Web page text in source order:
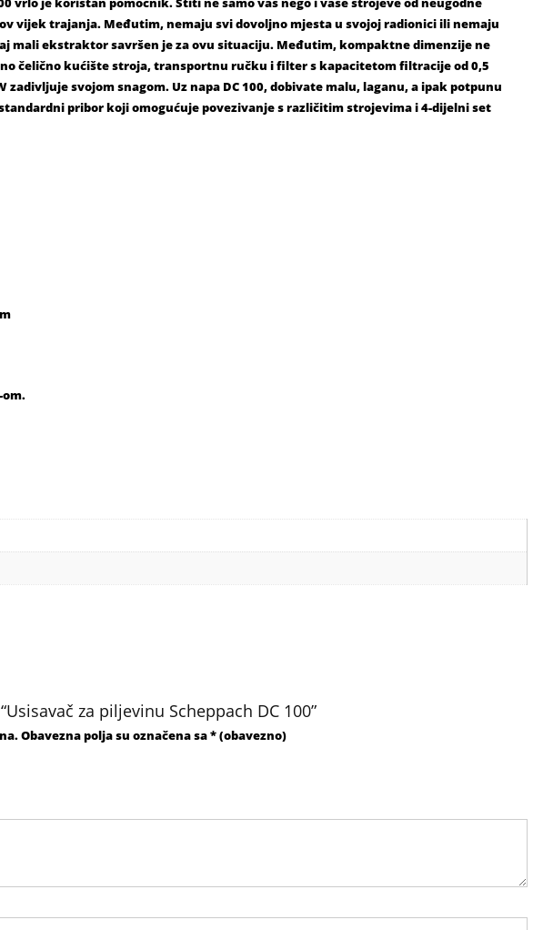
vijek trajanja. Međutim, nemaju svi dovoljno mjesta u svojoj radionici ili nemaju
mali ekstraktor savršen je za ovu situaciju. Međutim, kompaktne dimenzije ne
čelično kućište stroja, transportnu ručku i filter s kapacitetom filtracije od 0,5
svojom snagom. Uz napa DC 100, dobivate malu, laganu, a ipak potpunu
pribor koji omogućuje povezivanje s različitim strojevima i 4-dijelni set
om.
za piljevinu Scheppach DC 100”
Obavezna polja su označena sa* (obavezno)